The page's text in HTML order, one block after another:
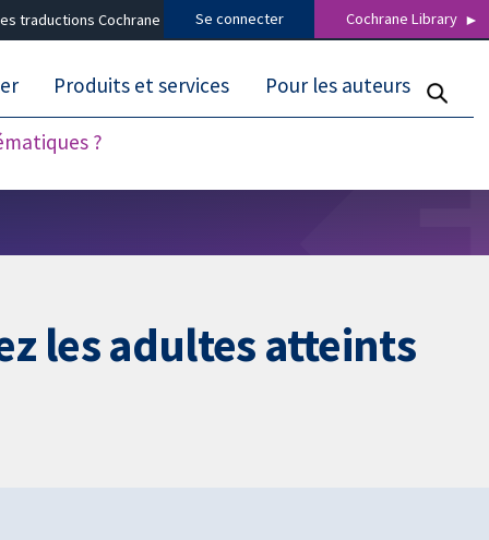
traductions Cochrane Se connecter Cochrane Library
?
Produits et services Pour les auteurs
les adultes atteints